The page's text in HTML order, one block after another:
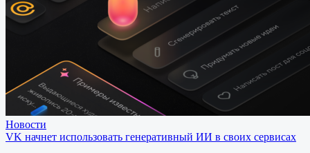
Новости
VK начнет использовать генеративный ИИ в своих сервисах